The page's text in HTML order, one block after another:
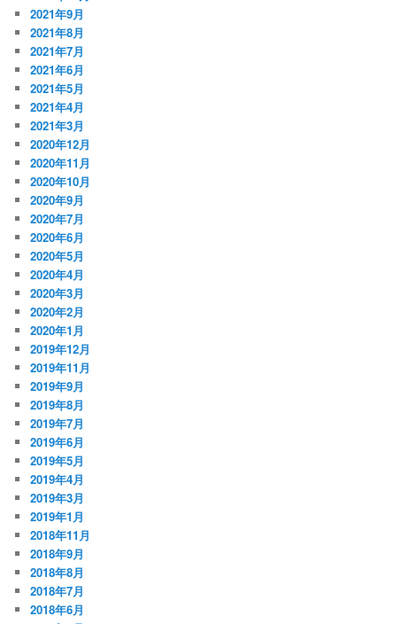
2021年9月
2021年8月
2021年7月
2021年6月
2021年5月
2021年4月
2021年3月
2020年12月
2020年11月
2020年10月
2020年9月
2020年7月
2020年6月
2020年5月
2020年4月
2020年3月
2020年2月
2020年1月
2019年12月
2019年11月
2019年9月
2019年8月
2019年7月
2019年6月
2019年5月
2019年4月
2019年3月
2019年1月
2018年11月
2018年9月
2018年8月
2018年7月
2018年6月